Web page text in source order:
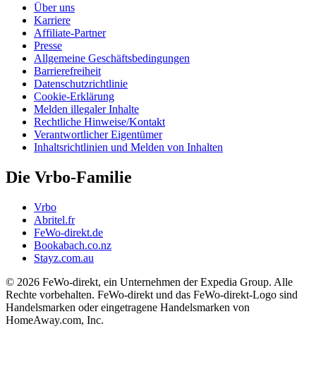
Über uns
Karriere
Affiliate-Partner
Presse
Allgemeine Geschäftsbedingungen
Barrierefreiheit
Datenschutzrichtlinie
Cookie-Erklärung
Melden illegaler Inhalte
Rechtliche Hinweise/Kontakt
Verantwortlicher Eigentümer
Inhaltsrichtlinien und Melden von Inhalten
Die Vrbo-Familie
Vrbo
Abritel.fr
FeWo-direkt.de
Bookabach.co.nz
Stayz.com.au
© 2026 FeWo-direkt, ein Unternehmen der Expedia Group. Alle
Rechte vorbehalten. FeWo-direkt und das FeWo-direkt-Logo sind
Handelsmarken oder eingetragene Handelsmarken von
HomeAway.com, Inc.